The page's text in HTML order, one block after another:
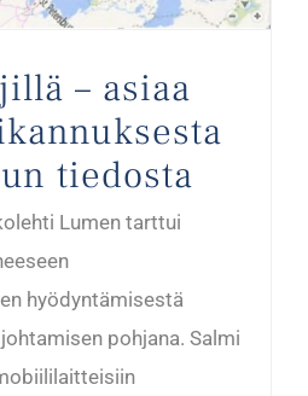
– asiaa
tiedosta
Lumen tarttui
hyödyntämisestä
pohjana. Salmi